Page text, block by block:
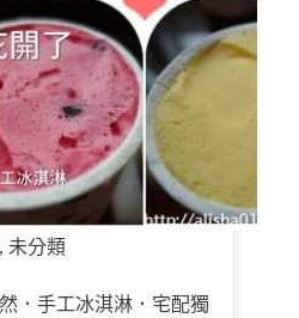
, 未分類
．手工冰淇淋．宅配獨